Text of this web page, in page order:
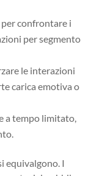
confrontare i
per segmento
le interazioni
carica emotiva o
a tempo limitato,
equivalgono. I